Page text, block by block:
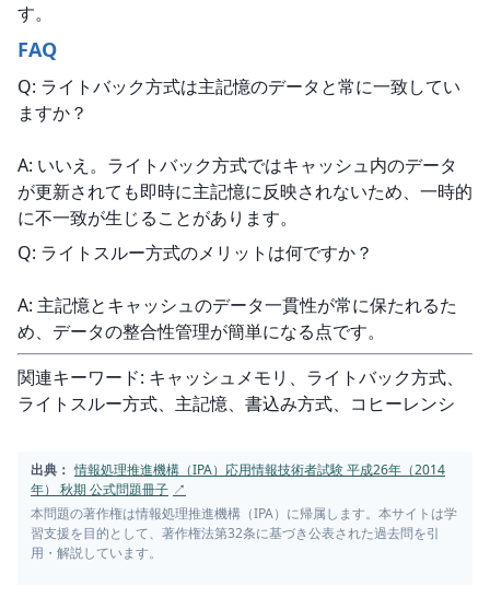
す。
FAQ
Q: ライトバック方式は主記憶のデータと常に一致してい
ますか？
A: いいえ。ライトバック方式ではキャッシュ内のデータ
が更新されても即時に主記憶に反映されないため、一時的
に不一致が生じることがあります。
Q: ライトスルー方式のメリットは何ですか？
A: 主記憶とキャッシュのデータ一貫性が常に保たれるた
め、データの整合性管理が簡単になる点です。
関連キーワード: キャッシュメモリ、ライトバック方式、
ライトスルー方式、主記憶、書込み方式、コヒーレンシ
出典： 情報処理推進機構（IPA）応用情報技術者試験 平成26年（2014
年） 秋期 公式問題冊子 ↗
本問題の著作権は情報処理推進機構（IPA）に帰属します。本サイトは学
習支援を目的として、著作権法第32条に基づき公表された過去問を引
用・解説しています。